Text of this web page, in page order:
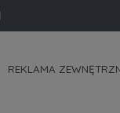
REKLAMA